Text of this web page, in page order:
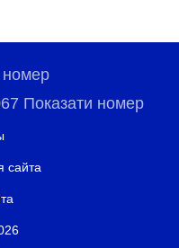
номер
Показати номер
сайта